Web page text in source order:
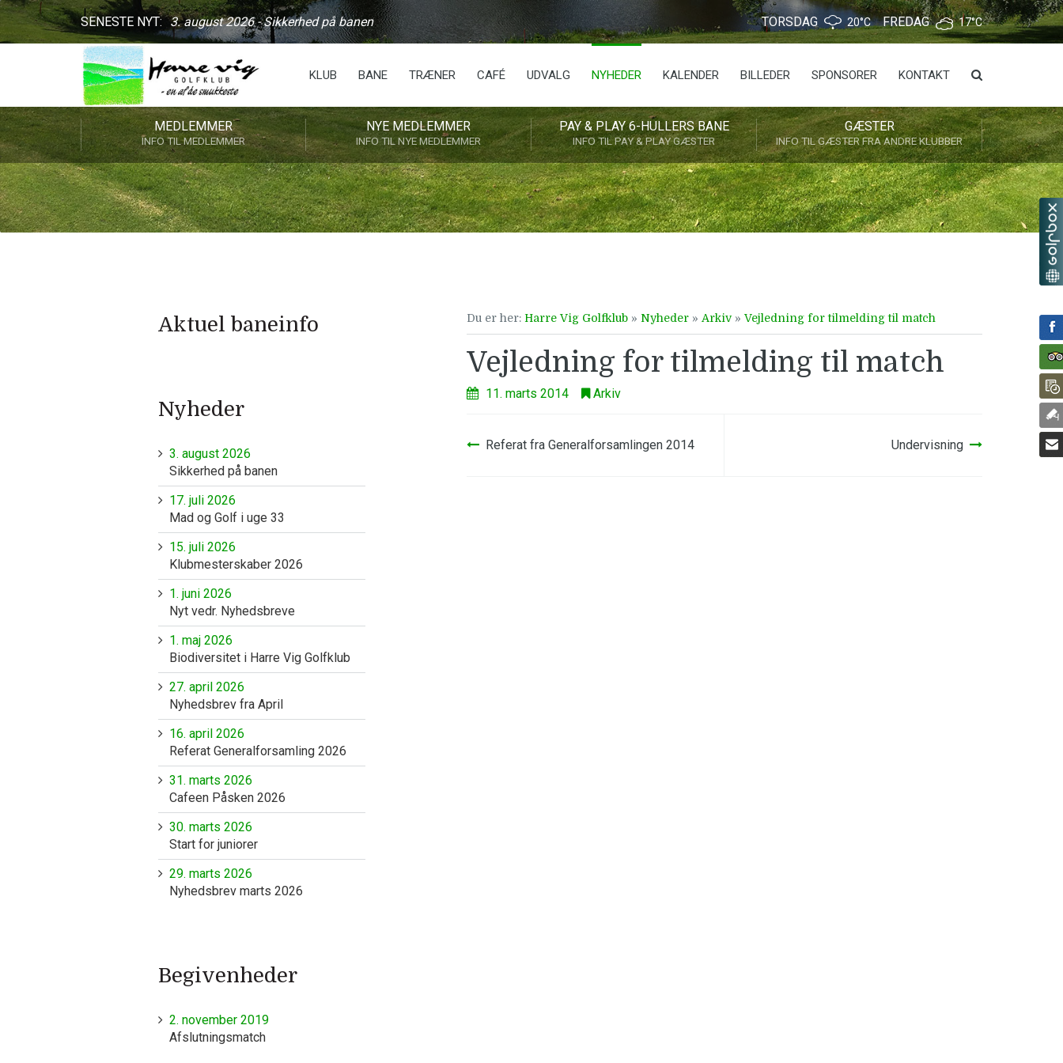
SENESTE NYT: 3. august 2026 - Sikkerhed på banen TORSDAG 20°C FREDAG 17°C
KLUB BANE TRÆNER CAFÉ UDVALG NYHEDER KALENDER BILLEDER SPONSORER KONTAKT
MEDLEMMER
INFO TIL MEDLEMMER
NYE MEDLEMMER
INFO TIL NYE MEDLEMMER
PAY & PLAY 6-HULLERS BANE
INFO TIL PAY & PLAY GÆSTER
GÆSTER
INFO TIL GÆSTER FRA ANDRE KLUBBER
Aktuel baneinfo
Nyheder
3. august 2026
Sikkerhed på banen
17. juli 2026
Mad og Golf i uge 33
15. juli 2026
Klubmesterskaber 2026
1. juni 2026
Nyt vedr. Nyhedsbreve
1. maj 2026
Biodiversitet i Harre Vig Golfklub
27. april 2026
Nyhedsbrev fra April
16. april 2026
Referat Generalforsamling 2026
31. marts 2026
Cafeen Påsken 2026
30. marts 2026
Start for juniorer
29. marts 2026
Nyhedsbrev marts 2026
Begivenheder
2. november 2019
Afslutningsmatch
Du er her: Harre Vig Golfklub» Nyheder» Arkiv» Vejledning for tilmelding til match
Vejledning for tilmelding til match
11. marts 2014 Arkiv
Referat fra Generalforsamlingen 2014 Undervisning